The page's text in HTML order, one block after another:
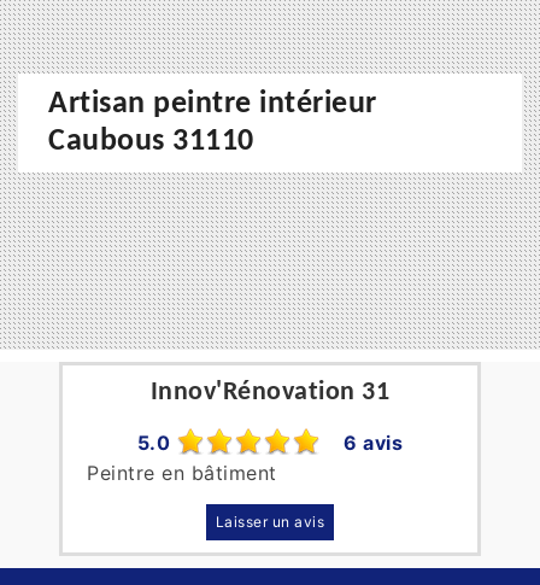
Artisan peintre intérieur
Caubous 31110
Innov'Rénovation 31
5.0
6 avis
Peintre en bâtiment
Laisser un avis